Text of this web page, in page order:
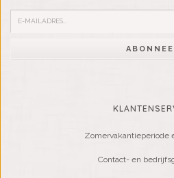
Zomervakantieperiode
Contact- en